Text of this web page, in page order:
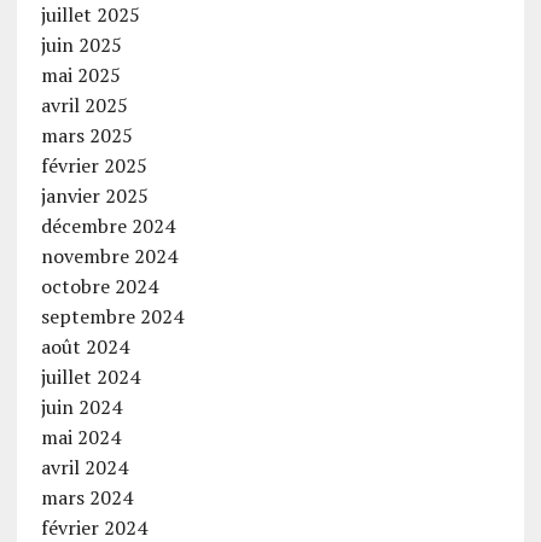
juillet 2025
juin 2025
mai 2025
avril 2025
mars 2025
février 2025
janvier 2025
décembre 2024
novembre 2024
octobre 2024
septembre 2024
août 2024
juillet 2024
juin 2024
mai 2024
avril 2024
mars 2024
février 2024